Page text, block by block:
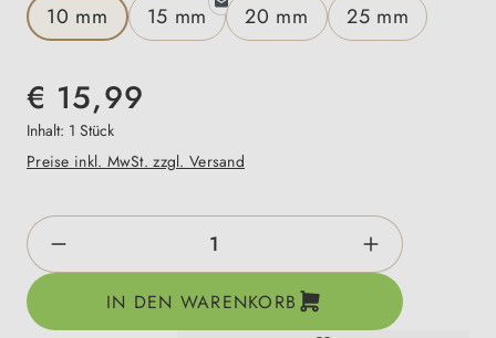
10 mm 15 mm 20 mm 25 mm
€ 15,99
Inhalt: 1 Stück
Preise inkl. MwSt. zzgl. Versand
Produkt Anzahl: Gib den gewünschten
IN DEN WARENKORB